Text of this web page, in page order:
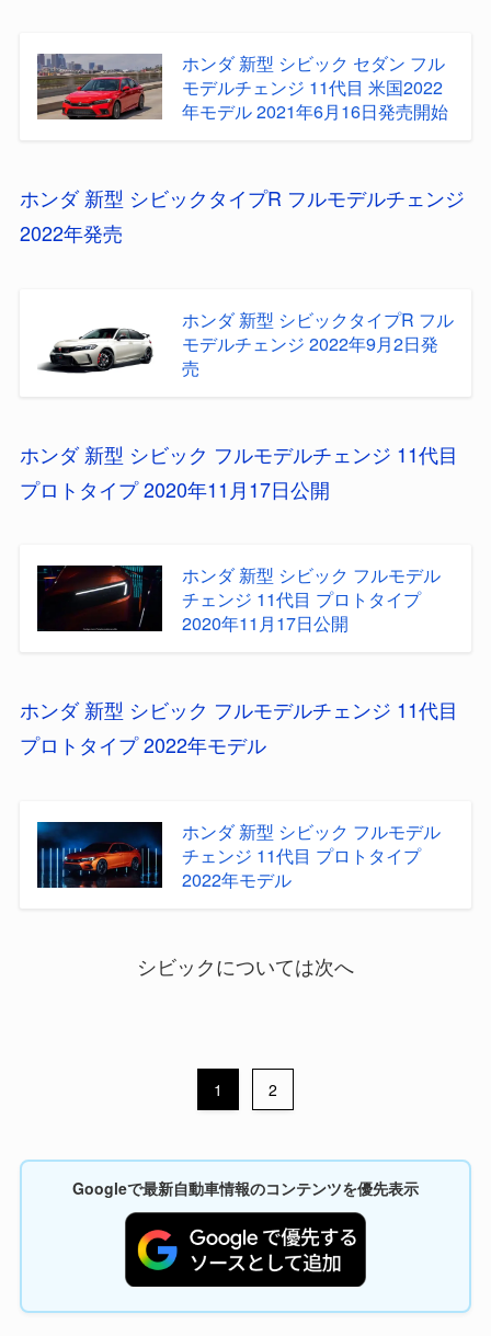
ホンダ 新型 シビック セダン フル
モデルチェンジ 11代目 米国2022
年モデル 2021年6月16日発売開始
ホンダ 新型 シビックタイプR フルモデルチェンジ
2022年発売
ホンダ 新型 シビックタイプR フル
モデルチェンジ 2022年9月2日発
売
ホンダ 新型 シビック フルモデルチェンジ 11代目
プロトタイプ 2020年11月17日公開
ホンダ 新型 シビック フルモデル
チェンジ 11代目 プロトタイプ
2020年11月17日公開
ホンダ 新型 シビック フルモデルチェンジ 11代目
プロトタイプ 2022年モデル
ホンダ 新型 シビック フルモデル
チェンジ 11代目 プロトタイプ
2022年モデル
シビックについては次へ
1 2
Googleで最新自動車情報のコンテンツを優先表示